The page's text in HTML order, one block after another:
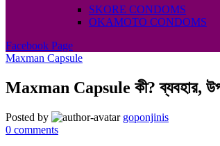
SKORE CONDOMS
OKAMOTO CONDOMS
Facebook Page
Maxman Capsule
Maxman Capsule কী? ব্যবহার,
Posted by
goponjinis
0 comments